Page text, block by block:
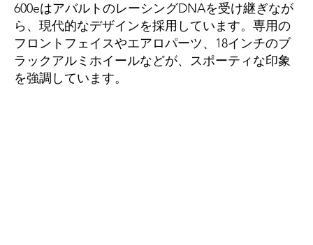
600eはアバルトのレーシングDNAを受け継ぎなが
ら、現代的なデザインを採用しています。専用の
フロントフェイスやエアロパーツ、18インチのブ
ラックアルミホイールなどが、スポーティな印象
を強調しています。